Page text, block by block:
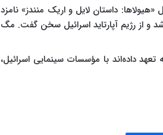
داستان لایل و اریک منندز» نامزد
و از رژیم آپارتاید اسرائیل سخن گفت. مگ
بودند که این هفته تعهد داده‌اند با مؤسسات سینمایی اسرائیل،